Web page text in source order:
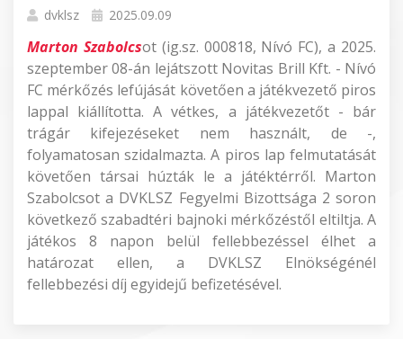
dvklsz 2025.09.09
Marton Szabolcsot (ig.sz. 000818, Nívó FC), a 2025.
szeptember 08-án lejátszott Novitas Brill Kft. - Nívó
FC mérkőzés lefújását követően a játékvezető piros
lappal kiállította. A vétkes, a játékvezetőt - bár
trágár kifejezéseket nem használt, de -,
folyamatosan szidalmazta. A piros lap felmutatását
követően társai húzták le a játéktérről. Marton
Szabolcsot a DVKLSZ Fegyelmi Bizottsága 2 soron
következő szabadtéri bajnoki mérkőzéstől eltiltja. A
játékos 8 napon belül fellebbezéssel élhet a
határozat ellen, a DVKLSZ Elnökségénél
fellebbezési díj egyidejű befizetésével.